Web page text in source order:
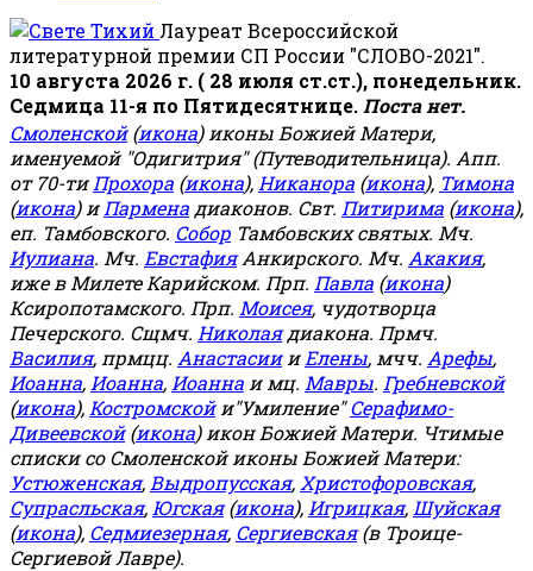
Лауреат Всероссийской
литературной премии СП России "СЛОВО-2021".
10 августа 2026 г. ( 28 июля ст.ст.), понедельник.
Седмица 11-я по Пятидесятнице. Поста нет.
Смоленской(икона) иконы Божией Матери,
именуемой "Одигитрия" (Путеводительница). Апп.
от 70-тиПрохора (икона), Никанора (икона), Тимона
(икона) иПармена диаконов. Свт. Питирима (икона),
еп. Тамбовского. Собор Тамбовских святых. Мч.
Иулиана. Мч. ЕвстафияАнкирского. Мч. Акакия,
иже в Милете Карийском. Прп. Павла (икона)
Ксиропотамского. Прп. Моисея, чудотворца
Печерского. Сщмч. Николаядиакона. Прмч.
Василия, прмцц. АнастасиииЕлены, мчч. Арефы,
Иоанна, Иоанна, Иоанна и мц. Мавры. Гребневской
(икона), Костромскойи"Умиление"Серафимо-
Дивеевской(икона) икон Божией Матери. Чтимые
списки со Смоленской иконы Божией Матери:
Устюженская, Выдропусская, Христофоровская,
Супрасльская, Югская(икона), Игрицкая, Шуйская
(икона), Седмиезерная, Сергиевская(в Троице-
Сергиевой Лавре).